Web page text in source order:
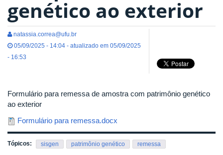
genético ao exterior
natassia.correa@ufu.br
05/09/2025 - 14:04 - atualizado em 05/09/2025
- 16:53
Formulário para remessa de amostra com patrimônio genético
ao exterior
Formulário para remessa.docx
Tópicos: sisgen patrimônio genético remessa